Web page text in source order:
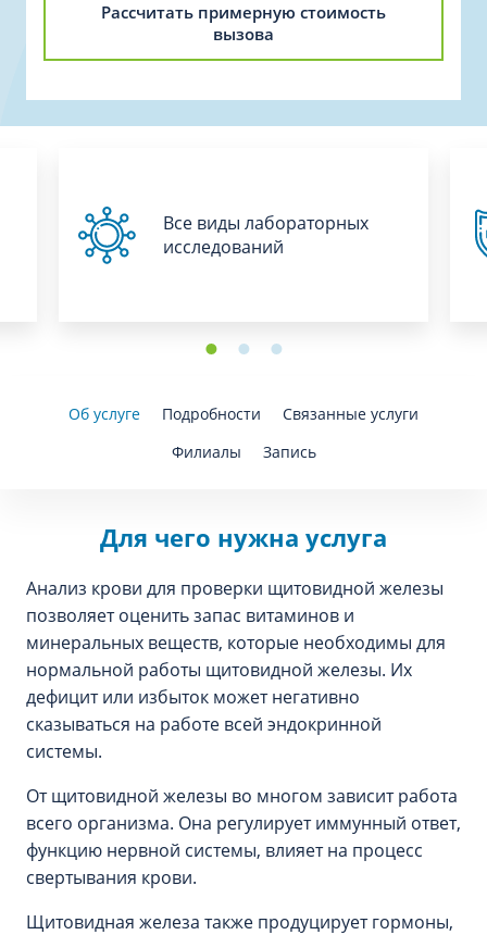
Рассчитать примерную стоимость
вызова
Все виды лабораторных
исследований
Об услуге Подробности
Связанные услуги
Филиалы
Запись
Для чего нужна услуга
Анализ крови для проверки щитовидной железы
позволяет оценить запас витаминов и
минеральных веществ, которые необходимы для
нормальной работы щитовидной железы. Их
дефицит или избыток может негативно
сказываться на работе всей эндокринной
системы.
От щитовидной железы во многом зависит работа
всего организма. Она регулирует иммунный ответ,
функцию нервной системы, влияет на процесс
свертывания крови.
Щитовидная железа также продуцирует гормоны,